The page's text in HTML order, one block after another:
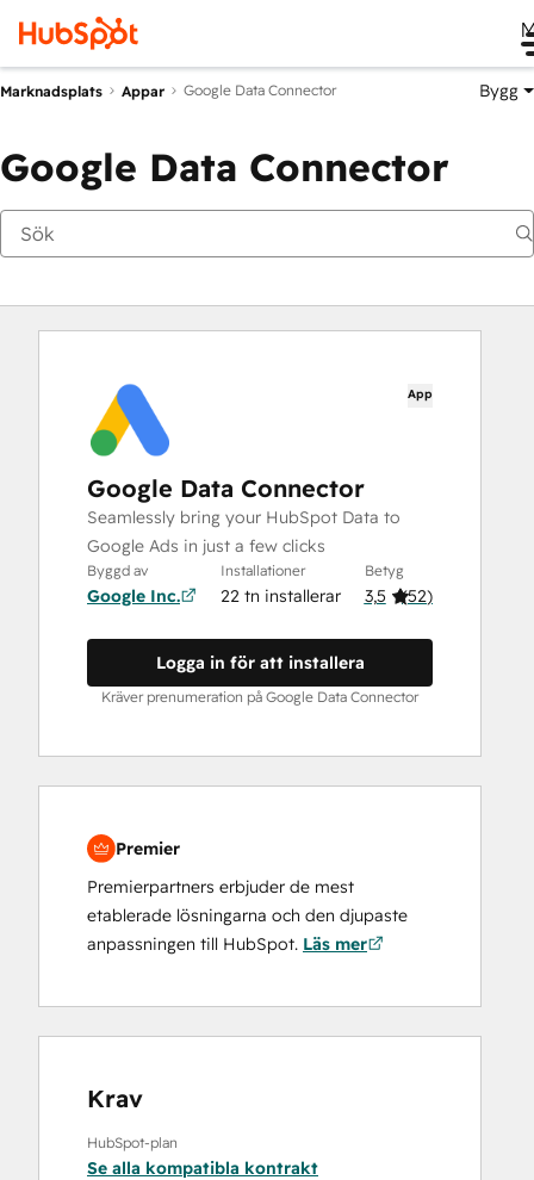
Marknadsplats Appar Google Data Connector Bygg
Google Data Connector
App
Google Data Connector
Seamlessly bring your HubSpot Data to
Google Ads in just a few clicks
Byggd av
Google Inc.
Installationer
22 tn installerar
Betyg
3,5 (52)
Logga in för att installera
Kräver prenumeration på Google Data Connector
Premier
Premierpartners erbjuder de mest
etablerade lösningarna och den djupaste
anpassningen till HubSpot. Läs mer
Krav
HubSpot-plan
Se alla kompatibla kontrakt